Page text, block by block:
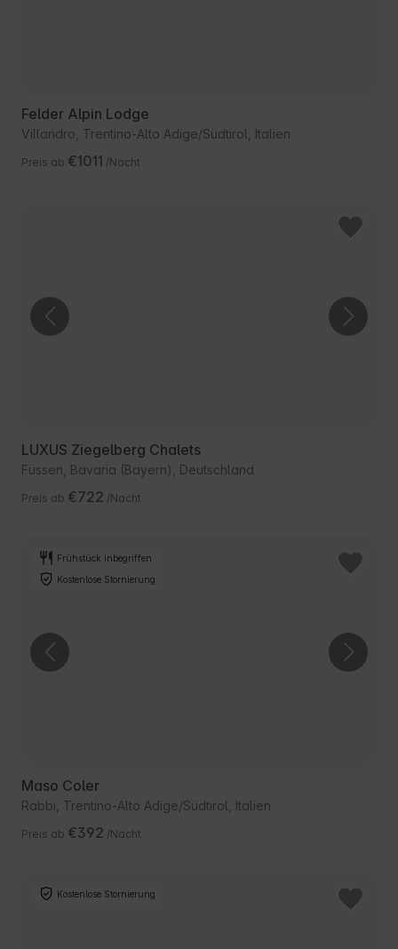
Felder Alpin Lodge
Villandro, Trentino-Alto Adige/Südtirol, Italien
Preis ab €1011 /Nacht
LUXUS Ziegelberg Chalets
Füssen, Bavaria (Bayern), Deutschland
Preis ab €722 /Nacht
Frühstück inbegriffen
Kostenlose Stornierung
Maso Coler
Rabbi, Trentino-Alto Adige/Südtirol, Italien
Preis ab €392 /Nacht
Kostenlose Stornierung